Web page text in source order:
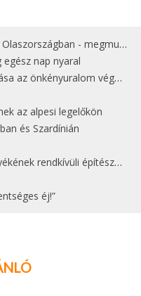
- megmutatjuk a 15 legjobbat
nap nyaral
végét jelentette
az alpesi legelőkön
és Szardínián
rendkívüli építészeti kincsei
éj!”